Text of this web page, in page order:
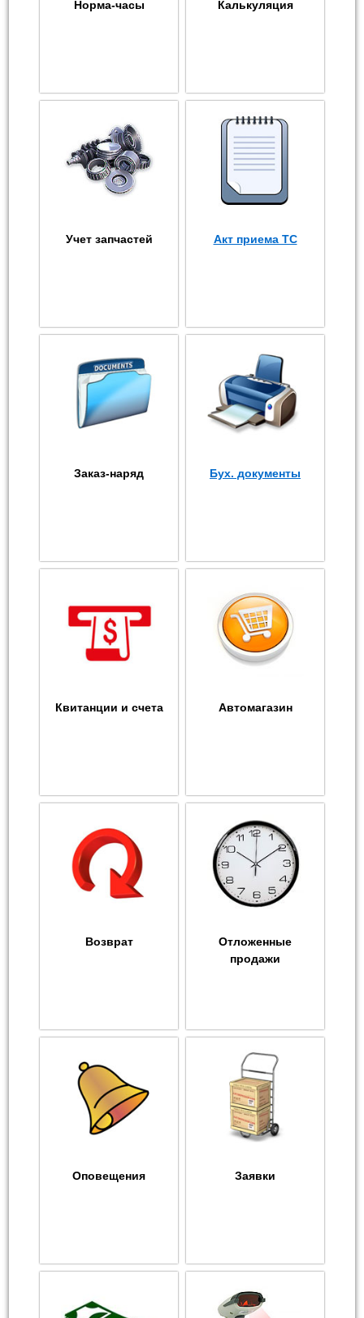
Норма-часы Калькуляция
Учет запчастей Акт приема ТС
Заказ-наряд Бух. документы
Квитанции и счета Автомагазин
Возврат
Отложенные
продажи
Оповещения Заявки